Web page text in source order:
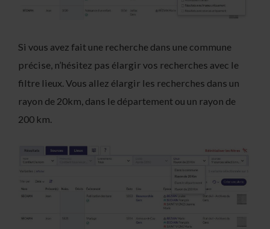
Si vous avez fait une recherche dans une commune
précise, n’hésitez pas élargir vos recherches avec le
filtre lieux. Vous allez élargir les recherches dans un
rayon de 20km, dans le département ou un rayon de
200 km.